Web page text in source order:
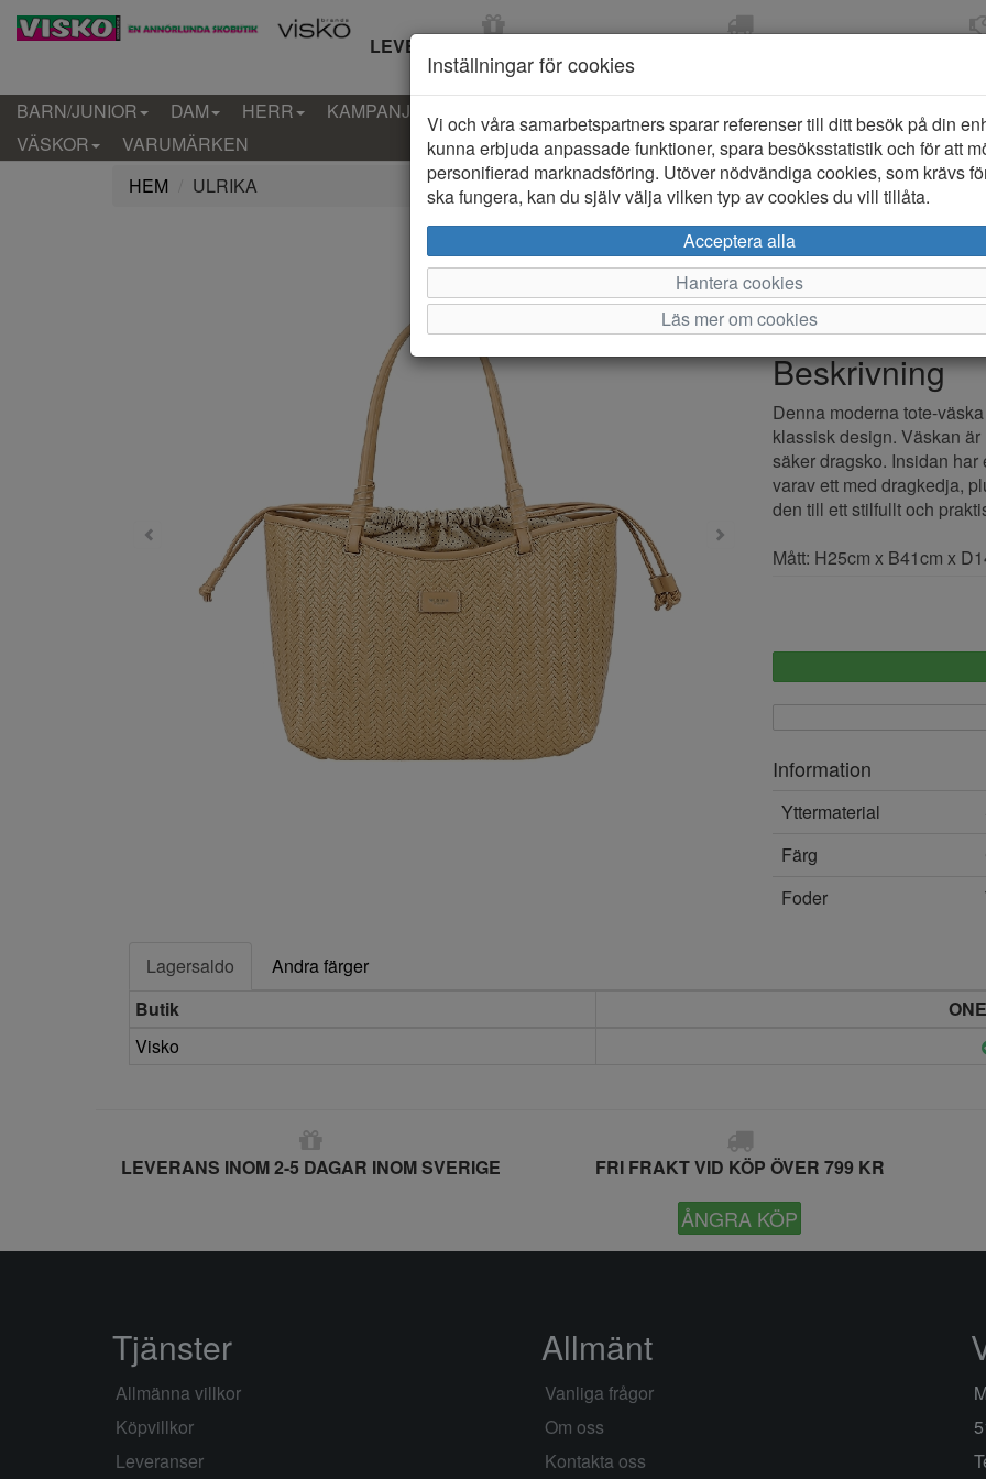
LEVERANS INOM 2-5 DAGAR
BARN/JUNIOR DAM HERR KAMPANJ KLÄDER-BARN
VÄSKOR
VARUMÄRKEN
HEM
ULRIKA
Ulrika
Varumärke: Ulrika
Artikelnummer: 2610480
Beskrivning
Denna moderna tote-
klassisk design. Väskan
säker dragsko. Insidan
varav ett med dragkedja,
den till ett stilfullt och
Mått: H25cm x B41cm x
Information
Yttermaterial
Färg
Foder
Lagersaldo
Andra färger
Butik
Visko
LEVERANS INOM 2-5 DAGAR INOM SVERIGE FRI FRAKT VID KÖP ÖVER 799 KR
ÅNGRA KÖP
Inställningar för cookies
Vi och våra samarbetspartners sparar referenser till ditt besök på din
kunna erbjuda anpassade funktioner, spara besöksstatistik och för att
personifierad marknadsföring. Utöver nödvändiga cookies, som krävs
ska fungera, kan du själv välja vilken typ av cookies du vill tillåta.
Acceptera alla
Hantera cookies
Läs mer om cookies
Tjänster
Allmänna villkor
Köpvillkor
Leveranser
Allmänt
Vanliga frågor
Om oss
Kontakta oss